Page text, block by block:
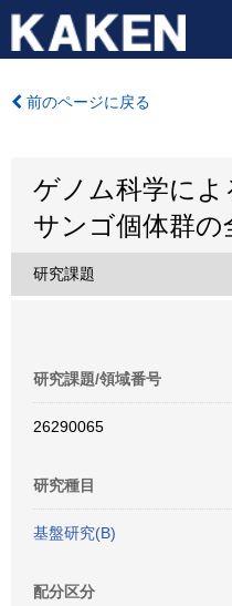
前のページに戻る
ゲノム科学によ
サンゴ個体群の
研究課題
研究課題/領域番号
26290065
研究種目
基盤研究(B)
配分区分